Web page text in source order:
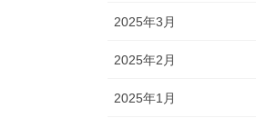
2025年3月
2025年2月
2025年1月